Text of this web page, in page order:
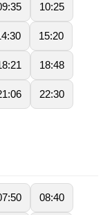
10:25
15:20
18:48
22:30
08:40